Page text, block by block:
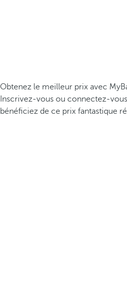
Obtenez le meilleur prix avec
Inscrivez-vous ou connectez-
bénéficiez de ce prix fantastique